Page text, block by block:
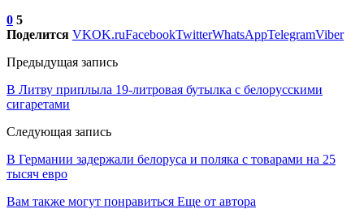
0 5
Поделится VKOK.ruFacebookTwitterWhatsAppTelegramViber
Предыдущая запись
В Литву приплыла 19-литровая бутылка с белорусскими
сигаретами
Следующая запись
В Германии задержали белоруса и поляка с товарами на 25
тысяч евро
Вам также могут понравиться Еще от автора